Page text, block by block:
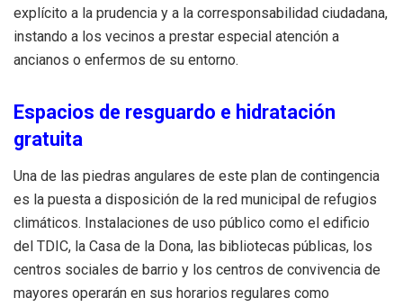
explícito a la prudencia y a la corresponsabilidad ciudadana,
instando a los vecinos a prestar especial atención a
ancianos o enfermos de su entorno.
Espacios de resguardo e hidratación
gratuita
Una de las piedras angulares de este plan de contingencia
es la puesta a disposición de la red municipal de refugios
climáticos. Instalaciones de uso público como el edificio
del TDIC, la Casa de la Dona, las bibliotecas públicas, los
centros sociales de barrio y los centros de convivencia de
mayores operarán en sus horarios regulares como